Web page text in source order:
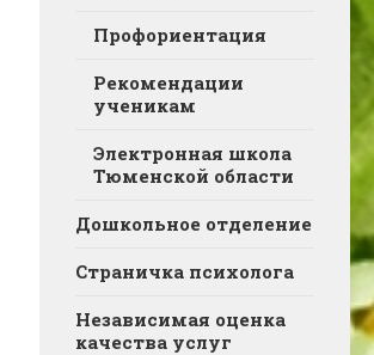
Профориентация
Рекомендации
ученикам
Электронная школа
Тюменской области
Дошкольное отделение
Страничка психолога
Независимая оценка
качества услуг